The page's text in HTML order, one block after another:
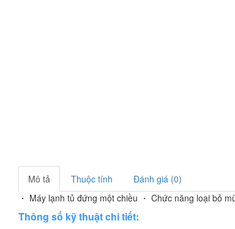
Mô tả Thuộc tính
Đánh giá (0)
・ Máy lạnh tủ đứng một chiều ・ Chức năng loại bỏ
Thông số kỹ thuật chi tiết: